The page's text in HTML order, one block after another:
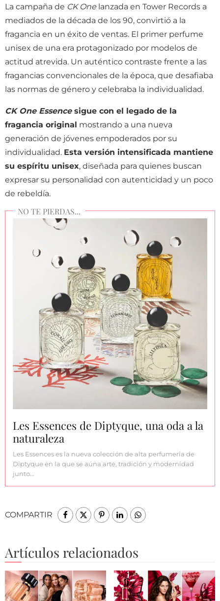
La campaña de CK One lanzada en Tower Records a
mediados de la década de los 90, convirtió a la
fragancia en un éxito de ventas. El primer perfume
unisex de una era protagonizado por modelos de
actitud atrevida. Un auténtico contraste frente a las
fragancias convencionales de la época, que desafiaba
las normas de género y celebraba la individualidad.
CK One Essencesigue con el legado de la
fragancia original mostrando a una nueva
generación de jóvenes empoderados por su
individualidad. Esta versión intensificada mantiene
su espíritu unisex, diseñada para quienes buscan
expresar su personalidad con autenticidad y un poco
de rebeldía.
Les Essences de Diptyque, una oda a la
naturaleza
Les Essences es la nueva colección de alta perfumería de
Diptyque en la que se aúna arte, tradición y modernidad
junto…
COMPARTIR
Artículos relacionados